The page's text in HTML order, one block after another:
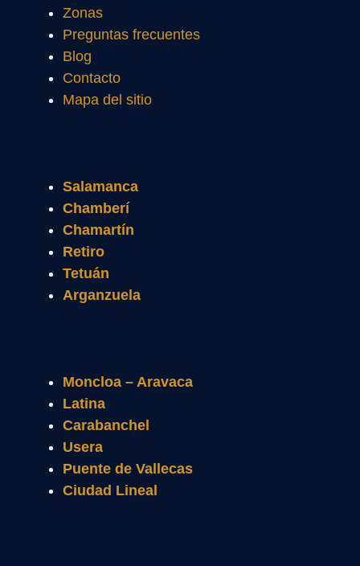
Zonas
Preguntas frecuentes
Blog
Contacto
Mapa del sitio
Salamanca
Chamberí
Chamartín
Retiro
Tetuán
Arganzuela
Moncloa – Aravaca
Latina
Carabanchel
Usera
Puente de Vallecas
Ciudad Lineal